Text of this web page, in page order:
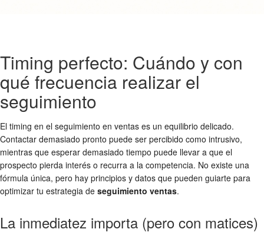
Timing perfecto: Cuándo y con
qué frecuencia realizar el
seguimiento
El timing en el seguimiento en ventas es un equilibrio delicado.
Contactar demasiado pronto puede ser percibido como intrusivo,
mientras que esperar demasiado tiempo puede llevar a que el
prospecto pierda interés o recurra a la competencia. No existe una
fórmula única, pero hay principios y datos que pueden guiarte para
optimizar tu estrategia de seguimiento ventas.
La inmediatez importa (pero con matices)